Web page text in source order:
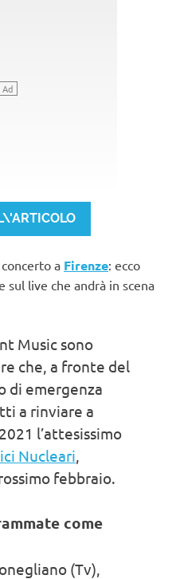
a Firenze: ecco
sul live che andrà in scena
Music sono
che, a fronte del
di emergenza
a rinviare a
l’attesissimo
Nucleari,
febbraio.
come
(Tv),